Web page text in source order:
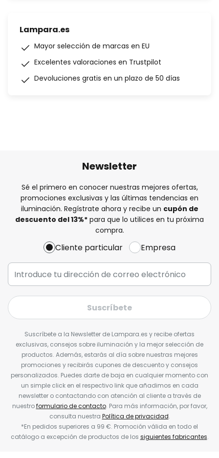
Lampara.es
Mayor selección de marcas en EU
Excelentes valoraciones en Trustpilot
Devoluciones gratis en un plazo de 50 días
Newsletter
Sé el primero en conocer nuestras mejores ofertas,
promociones exclusivas y las últimas tendencias en
iluminación. Regístrate ahora y recibe un cupón de
descuento del13%* para que lo utilices en tu próxima
compra.
Cliente particular Empresa
Suscríbete
Suscríbete a la Newsletter de Lampara.es y recibe ofertas
exclusivas, consejos sobre iluminación y la mejor selección de
productos. Además, estarás al día sobre nuestras mejores
promociones y recibirás cupones de descuento y consejos
personalizados. Puedes darte de baja en cualquier momento con
un simple click en el respectivo link que añadimos en cada
newsletter o contactando con atención al cliente a través de
nuestroformulario de contacto. Para más información, por favor,
consulta nuestra Política de privacidad.
*En pedidos superiores a 99 €. Promoción válida en todo el
catálogo a excepción de productos de los siguientes fabricantes.